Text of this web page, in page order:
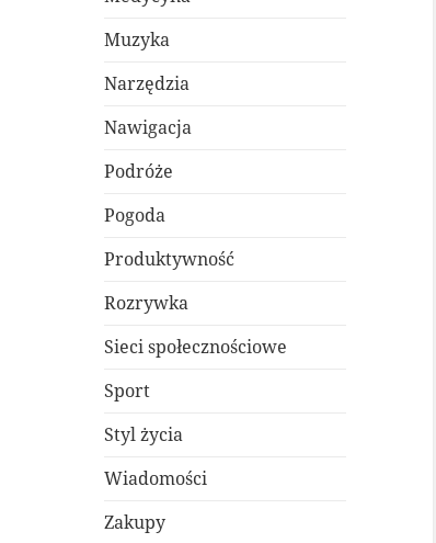
Muzyka
Narzędzia
Nawigacja
Podróże
Pogoda
Produktywność
Rozrywka
Sieci społecznościowe
Sport
Styl życia
Wiadomości
Zakupy